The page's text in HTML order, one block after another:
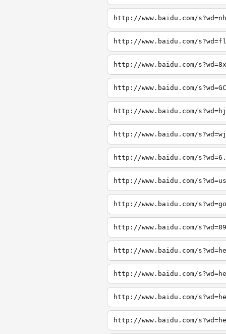
http://www.baidu.com/
http://www.baidu.com/
http://www.baidu.com/
http://www.baidu.com/
http://www.baidu.com/
http://www.baidu.com/
http://www.baidu.com/
http://www.baidu.com/
http://www.baidu.com/
http://www.baidu.com/
http://www.baidu.com/
http://www.baidu.com/
http://www.baidu.com/
http://www.baidu.com/